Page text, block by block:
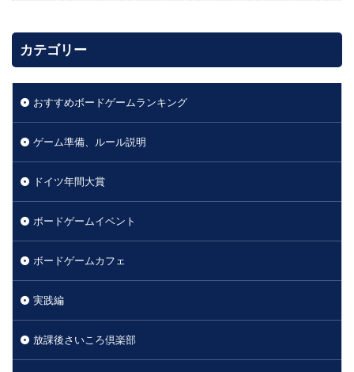
カテゴリー
おすすめボードゲームランキング
ゲーム準備、ルール説明
ドイツ年間大賞
ボードゲームイベント
ボードゲームカフェ
実践編
放課後さいころ倶楽部